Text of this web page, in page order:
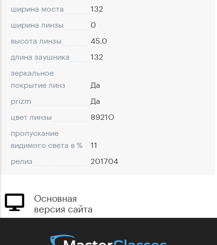
ширина моста
132
ширина линзы
0
высота линзы
45.0
длина заушника
132
зеркальное
покрытие линз
Да
prizm
Да
цвет линзы
8921O
пропускание
видимого света в %
11
релиз
201704
Основная
версия сайта